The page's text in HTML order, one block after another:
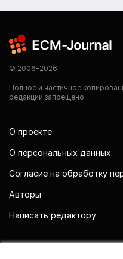
© 2006-2026
Полное и частичное
редакции запрещено.
О проекте
О персональных данных
Согласие на обработку
Авторы
Написать редактору